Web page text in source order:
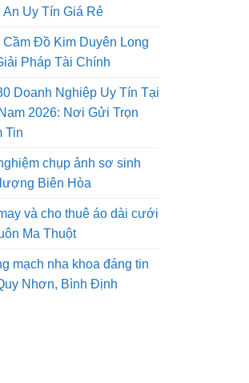
An Uy Tín Giá Rẻ
Cầm Đồ Kim Duyên Long
Pháp Tài Chính
Doanh Nghiệp Uy Tín Tại
2026: Nơi Gửi Trọn
Tin
chụp ảnh sơ sinh
Biên Hòa
và cho thuê áo dài cưới
Ma Thuột
mạch nha khoa đáng tin
Nhơn, Bình Định